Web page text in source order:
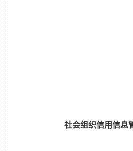
2018年1
社会组织信用信息